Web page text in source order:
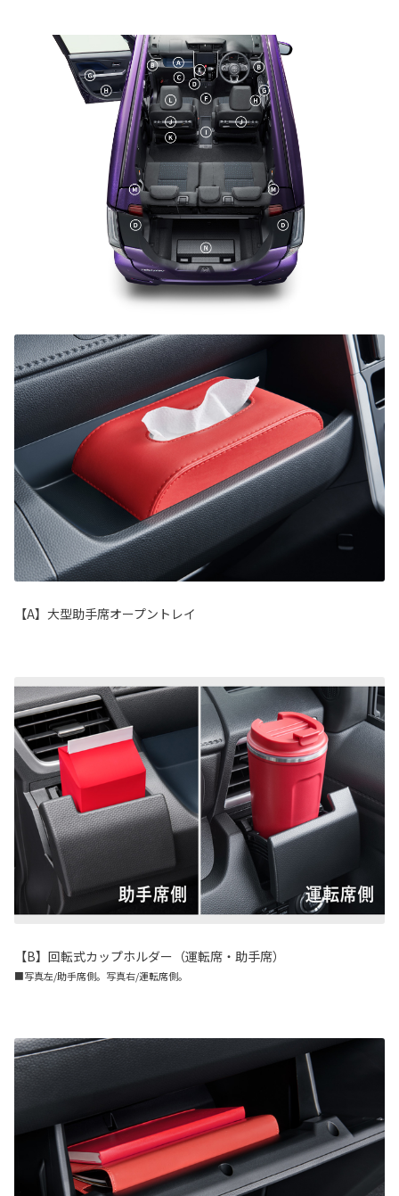
【A】大型助手席オープントレイ
【B】回転式カップホルダー（運転席・助手席）
■写真左/助手席側。写真右/運転席側。